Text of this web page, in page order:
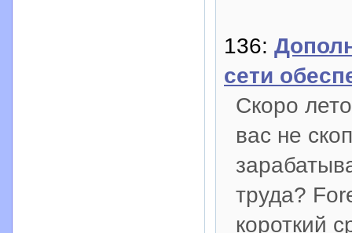
136:
сети
Скоро
вас не
труда?
короткий